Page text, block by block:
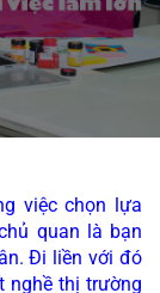
việc chọn lựa
quan là bạn
Đi liền với đó
nghề thị trường